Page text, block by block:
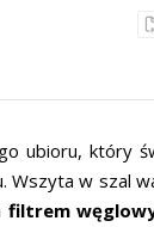
ubioru, który
Wszyta w szal
filtrem